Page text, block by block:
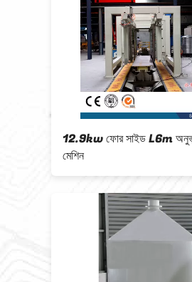
12.9kw ফোর সাইড L6m অনুভূমিক কাটিয়া